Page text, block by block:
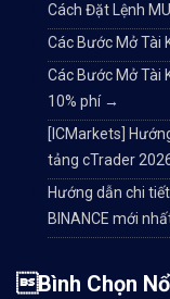
Cách Đặt Lệnh
Các Bước Mở Tài
Các Bước Mở Tài
10% phí →
[ICMarkets]
tảng cTrader
Hướng dẫn chi
BINANCE mới
Bình Chọn